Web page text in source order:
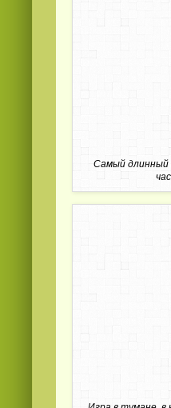
Самый длинный